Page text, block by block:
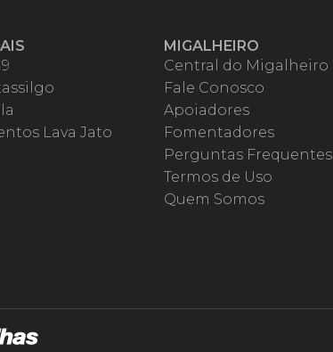
Lava Jato
MIGALHEIRO
Central do Migalheiro
Fale Conosco
Apoiadores
Fomentadores
Perguntas Frequentes
Termos de Uso
Quem Somos